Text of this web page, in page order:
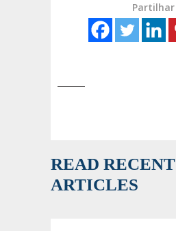
Partilhar
READ RECENT
ARTICLES